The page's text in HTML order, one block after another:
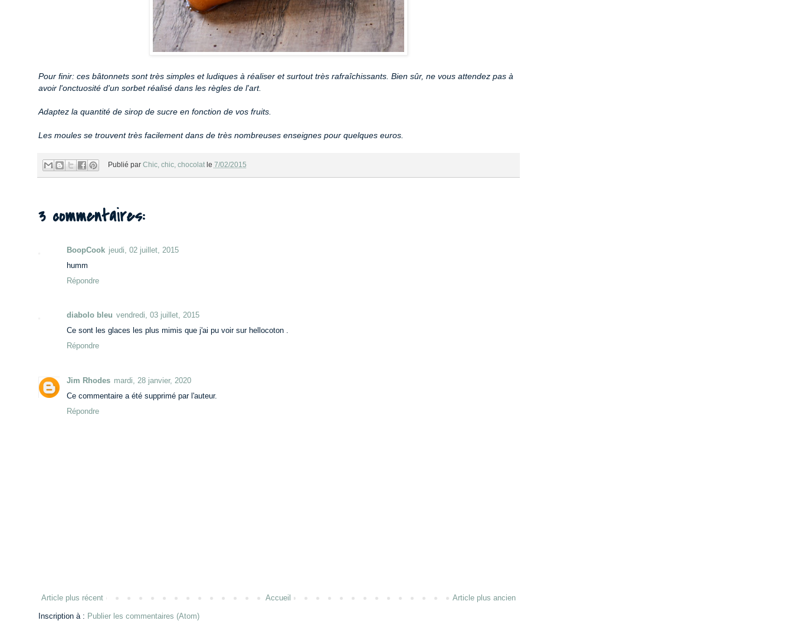
Pour finir: ces bâtonnets sont très simples et ludiques à réaliser et surtout très rafraîchissants. Bien sûr, ne vous attendez pas à
avoir l'onctuosité d'un sorbet réalisé dans les règles de l'art.
Adaptez la quantité de sirop de sucre en fonction de vos fruits.
Les moules se trouvent très facilement dans de très nombreuses enseignes pour quelques euros.
Publié par Chic, chic, chocolat le 7/02/2015
3 commentaires:
BoopCook jeudi, 02 juillet, 2015
humm
Répondre
diabolo bleu vendredi, 03 juillet, 2015
Ce sont les glaces les plus mimis que j'ai pu voir sur hellocoton .
Répondre
Jim Rhodes mardi, 28 janvier, 2020
Ce commentaire a été supprimé par l'auteur.
Répondre
Article plus récent Article plus ancien
Accueil
Inscription à : Publier les commentaires (Atom)